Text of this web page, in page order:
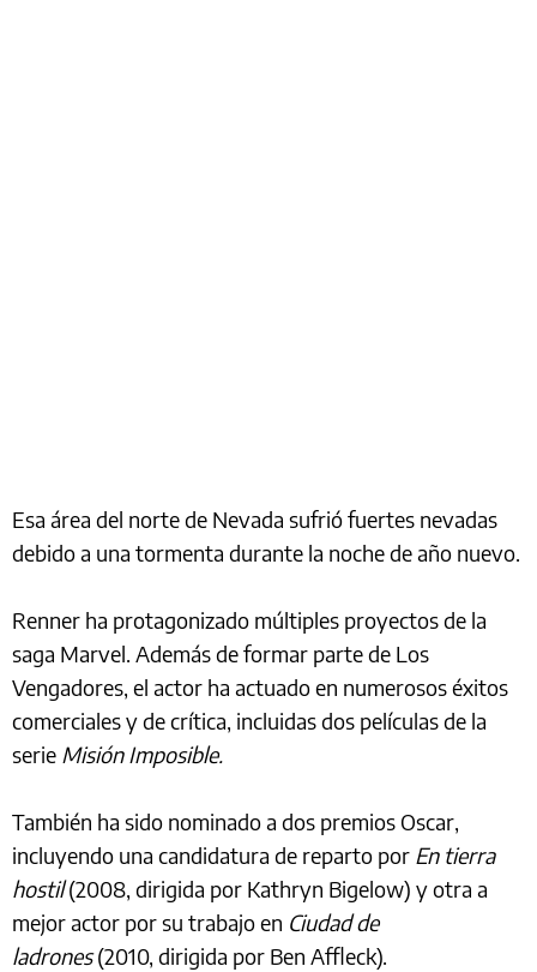
Esa área del norte de Nevada sufrió fuertes nevadas
debido a una tormenta durante la noche de año nuevo.
Renner ha protagonizado múltiples proyectos de la
saga Marvel. Además de formar parte de Los
Vengadores, el actor ha actuado en numerosos éxitos
comerciales y de crítica, incluidas dos películas de la
serie Misión Imposible.
También ha sido nominado a dos premios Oscar,
incluyendo una candidatura de reparto por En tierra
hostil(2008, dirigida por Kathryn Bigelow) y otra a
mejor actor por su trabajo en Ciudad de
ladrones(2010, dirigida por Ben Affleck).